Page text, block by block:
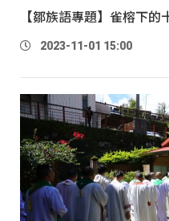
【鄒族語專題】雀榕下
2023-11-01 15:00